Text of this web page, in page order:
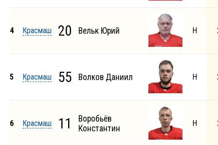
4 Красмаш 20 Вельк Юрий Н
5 Красмаш 55 Волков Даниил Н
6 Красмаш 11
Воробьёв
Константин
Н